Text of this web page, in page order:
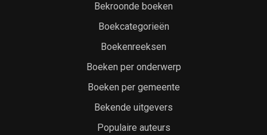
Bekroonde boeken
Boekcategorieën
Boekenreeksen
Boeken per onderwerp
Boeken per gemeente
Bekende uitgevers
Populaire auteurs